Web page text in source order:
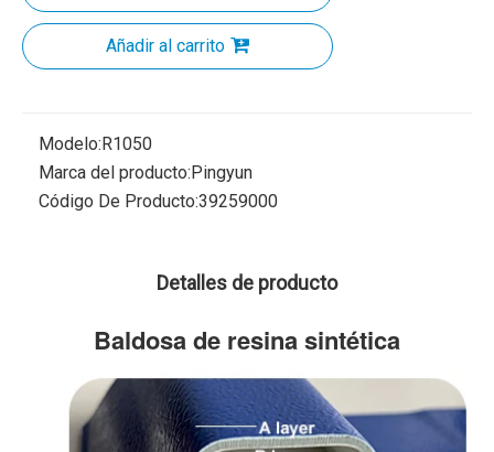
Añadir al carrito
Modelo:R1050
Marca del producto:Pingyun
Código De Producto:39259000
Detalles de producto
Baldosa de resina sintética